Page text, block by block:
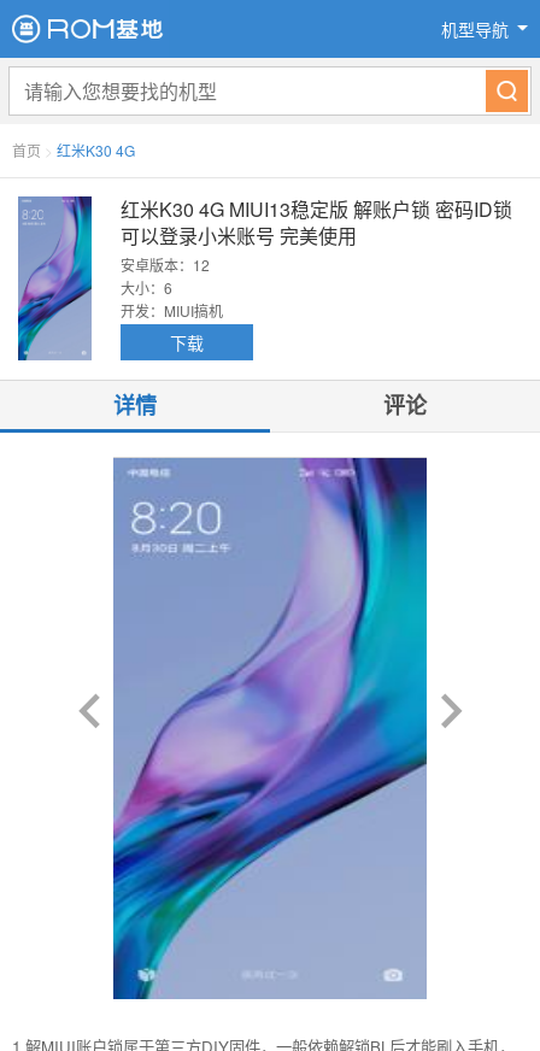
机型导航
首页 > 红米K30 4G
红米K30 4G MIUI13稳定版 解账户锁 密码ID锁
可以登录小米账号 完美使用
安卓版本：12
大小：6
开发：MIUI搞机
下载
详情 评论